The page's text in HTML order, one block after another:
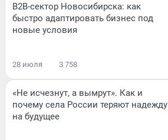
B2B-сектор Новосибирска: как
быстро адаптировать бизнес под
новые условия
28 июля 3 758
«Не исчезнут, а вымрут». Как и
почему села России теряют надежду
на будущее